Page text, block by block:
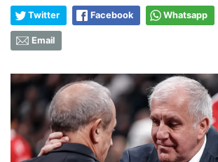
Twitter Facebook Whatsapp
Email